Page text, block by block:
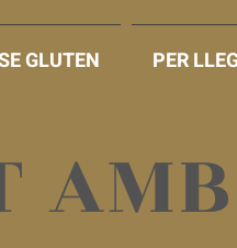
GLUTEN PER